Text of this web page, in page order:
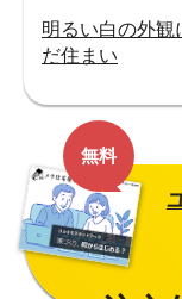
明るい白の外観
だ住まい
無料